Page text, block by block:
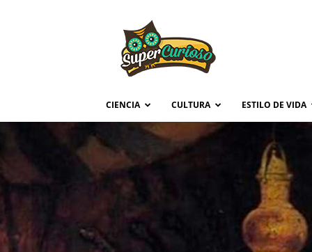
CIENCIA CULTURA ESTILO DE VIDA